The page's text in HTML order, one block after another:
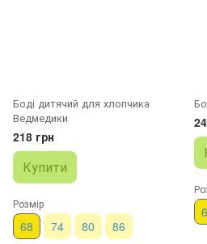
Боді дитячий для хлопчика
Ведмедики
218 грн
Купити
Розмір
68 74 80 86